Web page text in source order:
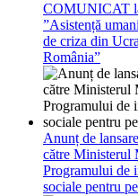
COMUNICAT
”Asistență
de criza din
România”
Anunț de
către Ministerul
Programului de
sociale pentru